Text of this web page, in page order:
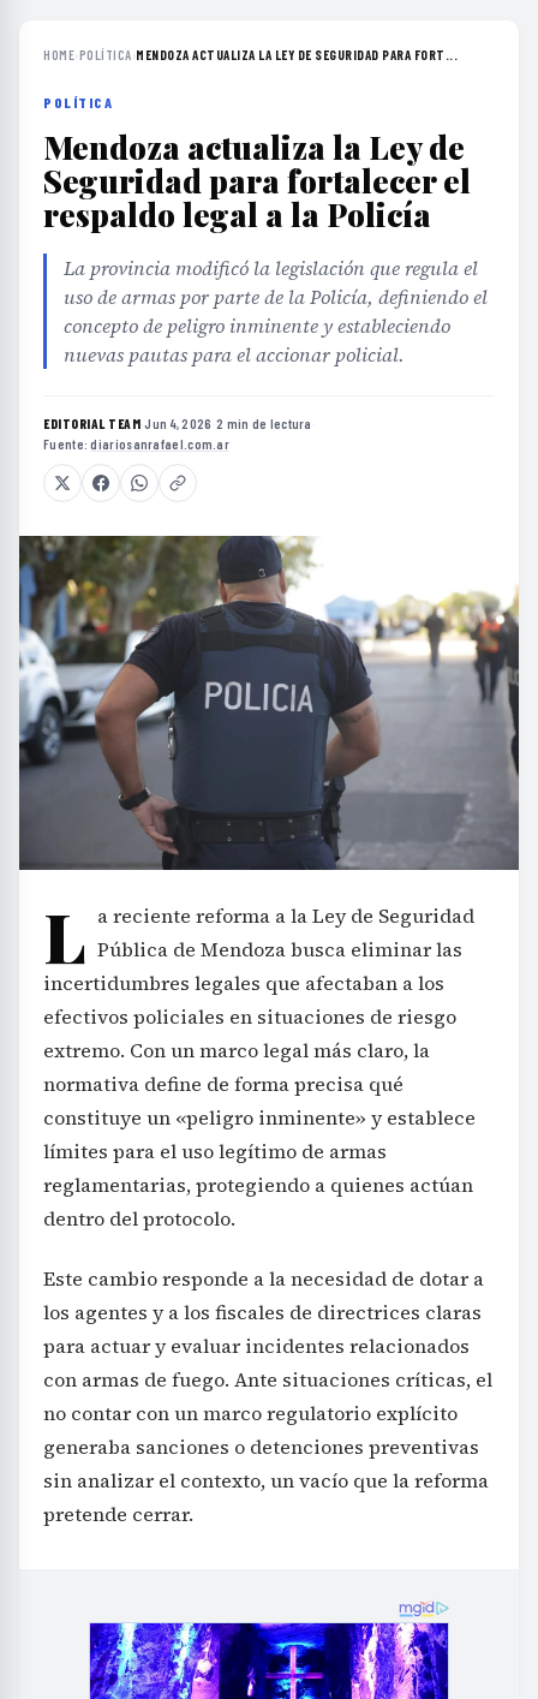
HOME›POLÍTICA›MENDOZA ACTUALIZA LA LEY DE SEGURIDAD PARA FORT...
POLÍTICA
Mendoza actualiza la Ley de
Seguridad para fortalecer el
respaldo legal a la Policía
La provincia modificó la legislación que regula el
uso de armas por parte de la Policía, definiendo el
concepto de peligro inminente y estableciendo
nuevas pautas para el accionar policial.
EDITORIAL TEAM·Jun 4, 2026 ·2 min de lectura ·
Fuente:diariosanrafael.com.ar
L a reciente reforma a la Ley de Seguridad
Pública de Mendoza busca eliminar las
incertidumbres legales que afectaban a los
efectivos policiales en situaciones de riesgo
extremo. Con un marco legal más claro, la
normativa define de forma precisa qué
constituye un «peligro inminente» y establece
límites para el uso legítimo de armas
reglamentarias, protegiendo a quienes actúan
dentro del protocolo.
Este cambio responde a la necesidad de dotar a
los agentes y a los fiscales de directrices claras
para actuar y evaluar incidentes relacionados
con armas de fuego. Ante situaciones críticas, el
no contar con un marco regulatorio explícito
generaba sanciones o detenciones preventivas
sin analizar el contexto, un vacío que la reforma
pretende cerrar.